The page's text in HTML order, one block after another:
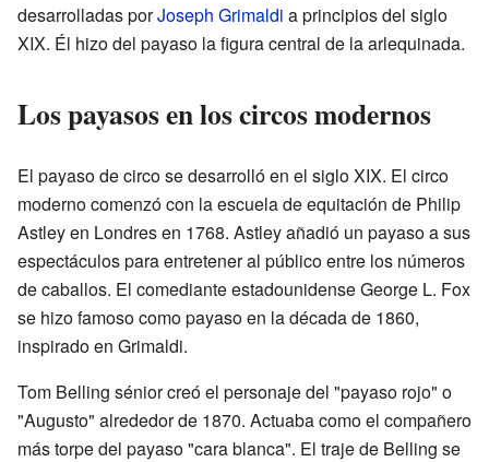
desarrolladas porJoseph Grimaldi a principios del siglo
XIX. Él hizo del payaso la figura central de la arlequinada.
Los payasos en los circos modernos
El payaso de circo se desarrolló en el siglo XIX. El circo
moderno comenzó con la escuela de equitación de Philip
Astley en Londres en 1768. Astley añadió un payaso a sus
espectáculos para entretener al público entre los números
de caballos. El comediante estadounidense George L. Fox
se hizo famoso como payaso en la década de 1860,
inspirado en Grimaldi.
Tom Belling sénior creó el personaje del "payaso rojo" o
"Augusto" alrededor de 1870. Actuaba como el compañero
más torpe del payaso "cara blanca". El traje de Belling se